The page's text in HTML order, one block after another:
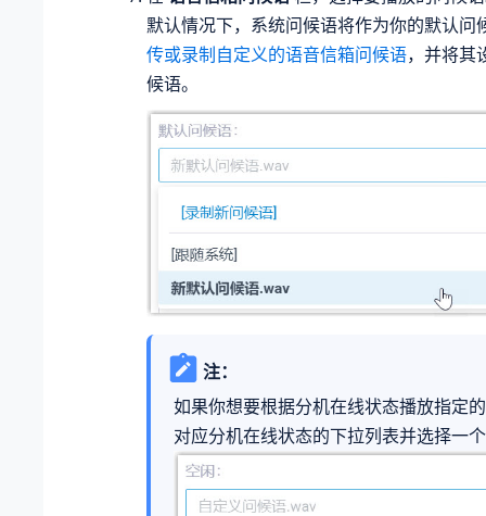
默认情况下，系统问候语将作为你的默认
传或录制自定义的语音信箱问候语，并将其
候语。
注：
如果你想要根据分机在线状态播放指定
对应分机在线状态的下拉列表并选择一